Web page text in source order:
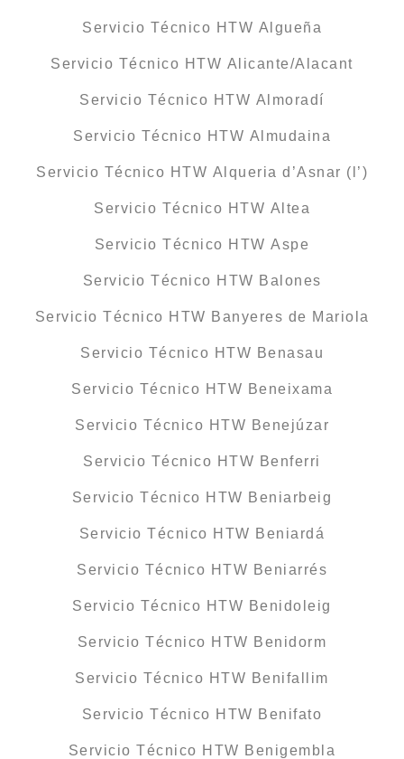
Servicio Técnico HTW Algueña
Servicio Técnico HTW Alicante/Alacant
Servicio Técnico HTW Almoradí
Servicio Técnico HTW Almudaina
Servicio Técnico HTW Alqueria d’Asnar (l’)
Servicio Técnico HTW Altea
Servicio Técnico HTW Aspe
Servicio Técnico HTW Balones
Servicio Técnico HTW Banyeres de Mariola
Servicio Técnico HTW Benasau
Servicio Técnico HTW Beneixama
Servicio Técnico HTW Benejúzar
Servicio Técnico HTW Benferri
Servicio Técnico HTW Beniarbeig
Servicio Técnico HTW Beniardá
Servicio Técnico HTW Beniarrés
Servicio Técnico HTW Benidoleig
Servicio Técnico HTW Benidorm
Servicio Técnico HTW Benifallim
Servicio Técnico HTW Benifato
Servicio Técnico HTW Benigembla